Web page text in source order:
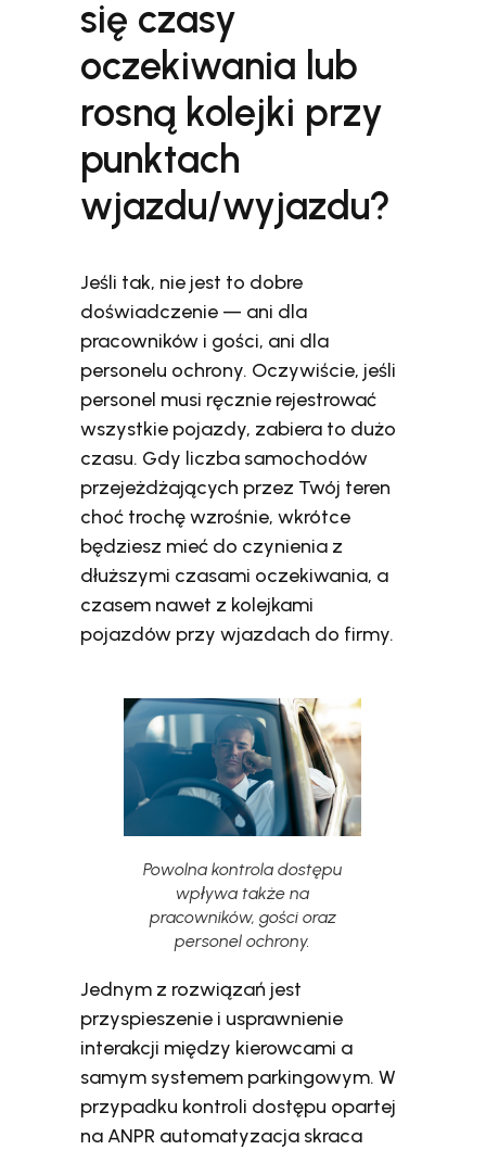
się czasy
oczekiwania lub
rosną kolejki przy
punktach
wjazdu/wyjazdu?
Jeśli tak, nie jest to dobre
doświadczenie — ani dla
pracowników i gości, ani dla
personelu ochrony. Oczywiście, jeśli
personel musi ręcznie rejestrować
wszystkie pojazdy, zabiera to dużo
czasu. Gdy liczba samochodów
przejeżdżających przez Twój teren
choć trochę wzrośnie, wkrótce
będziesz mieć do czynienia z
dłuższymi czasami oczekiwania, a
czasem nawet z kolejkami
pojazdów przy wjazdach do firmy.
Powolna kontrola dostępu
wpływa także na
pracowników, gości oraz
personel ochrony.
Jednym z rozwiązań jest
przyspieszenie i usprawnienie
interakcji między kierowcami a
samym systemem parkingowym. W
przypadku kontroli dostępu opartej
na ANPR automatyzacja skraca